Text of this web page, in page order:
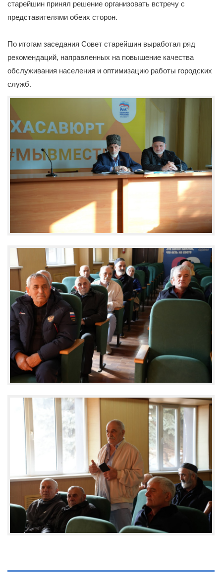
старейшин принял решение организовать встречу с
представителями обеих сторон.
По итогам заседания Совет старейшин выработал ряд
рекомендаций, направленных на повышение качества
обслуживания населения и оптимизацию работы городских
служб.